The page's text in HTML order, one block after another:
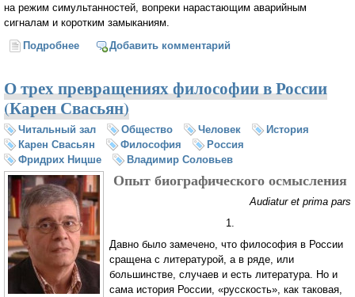
на режим симультанностей, вопреки нарастающим аварийным
сигналам и коротким замыканиям.
Подробнее о Андрей Белый и Осип Мандельштам (Карен
Добавить комментарий
О трех превращениях философии в России
(Карен Свасьян)
Читальный зал Общество Человек
История
Карен Свасьян
Философия
Россия
Фридрих Ницше
Владимир Соловьев
Опыт биографического осмысления
Audiatur et prima pars
1.
Давно было замечено, что философия в России
сращена с литературой, а в ряде, или
большинстве, случаев и есть литература. Но и
сама история России, «русскость», как таковая,